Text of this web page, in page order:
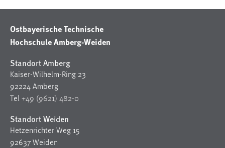
Ostbayerische Technische
Hochschule Amberg-Weiden
Standort Amberg
Kaiser-Wilhelm-Ring 23
92224 Amberg
Tel +49 (9621) 482-0
Standort Weiden
Hetzenrichter Weg 15
92637 Weiden